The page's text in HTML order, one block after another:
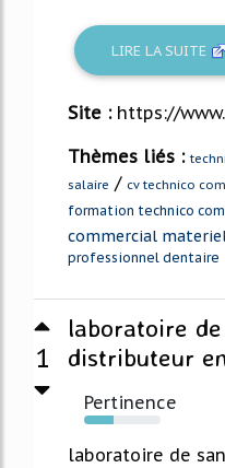
LIRE LA SUITE
Site : https://
Thèmes liés :
salaire / cv technico
formation technico
commercial
professionnel dentaire
1
laboratoire
distributeur
Pertinence
39%
laboratoire de